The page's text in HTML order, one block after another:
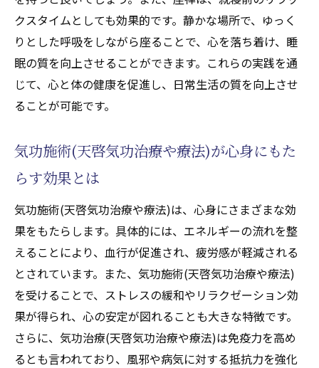
クスタイムとしても効果的です。静かな場所で、ゆっく
りとした呼吸をしながら座ることで、心を落ち着け、睡
眠の質を向上させることができます。これらの実践を通
じて、心と体の健康を促進し、日常生活の質を向上させ
ることが可能です。
気功施術(天啓気功治療や療法)が心身にもた
らす効果とは
気功施術(天啓気功治療や療法)は、心身にさまざまな効
果をもたらします。具体的には、エネルギーの流れを整
えることにより、血行が促進され、疲労感が軽減される
とされています。また、気功施術(天啓気功治療や療法)
を受けることで、ストレスの緩和やリラクゼーション効
果が得られ、心の安定が図れることも大きな特徴です。
さらに、気功治療(天啓気功治療や療法)は免疫力を高め
るとも言われており、風邪や病気に対する抵抗力を強化